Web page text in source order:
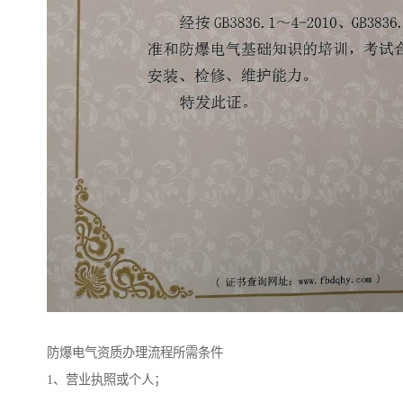
防爆电气资质办理流程所需条件
1、营业执照或个人；